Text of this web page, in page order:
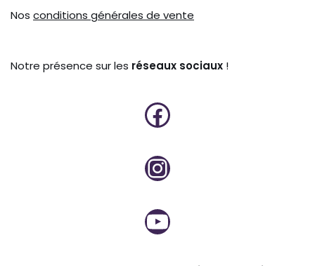
Nos conditions générales de vente
Notre présence sur les réseaux sociaux !